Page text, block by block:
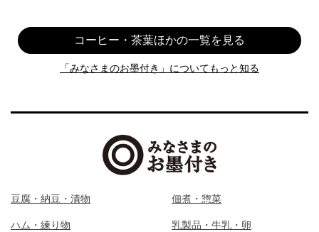
コーヒー・茶葉ほかの一覧を見る
「みなさまのお墨付き」についてもっと知る
豆腐・納豆・漬物 佃煮・惣菜
ハム・練り物 乳製品・牛乳・卵